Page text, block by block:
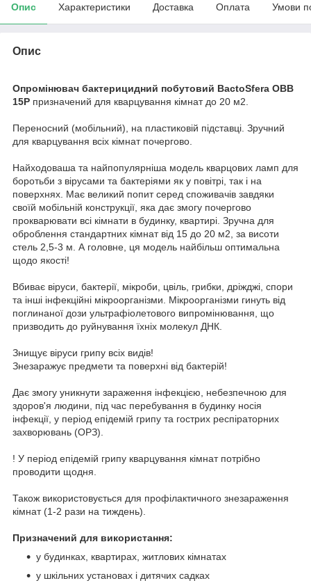
Опис Характеристики Доставка Оплата Умови
Опис
Опромінювач бактерицидний побутовий BactoSfera OBB
15P призначений для кварцування кімнат до 20 м2.
Переносний (мобільний), на пластиковій підставці. Зручний
для кварцування всіх кімнат почергово.
Найходоваша та найпопулярніша модель кварцових ламп для
боротьби з вірусами та бактеріями як у повітрі, так і на
поверхнях. Має великий попит серед споживачів завдяки
своїй мобільній конструкції, яка дає змогу почергово
прокварювати всі кімнати в будинку, квартирі. Зручна для
оброблення стандартних кімнат від 15 до 20 м2, за висоти
стель 2,5-3 м. А головне, ця модель найбільш оптимальна
щодо якості!
Вбиває віруси, бактерії, мікроби, цвіль, грибки, дріжджі, спори
та інші інфекційні мікроорганізми. Мікроорганізми гинуть від
поглинаної дози ультрафіолетового випромінювання, що
призводить до руйнування їхніх молекул ДНК.
Знищує віруси грипу всіх видів!
Знезаражує предмети та поверхні від бактерій!
Дає змогу уникнути зараження інфекцією, небезпечною для
здоров'я людини, під час перебування в будинку носія
інфекції, у період епідемій грипу та гострих респіраторних
захворювань (ОРЗ).
! У період епідемій грипу кварцування кімнат потрібно
проводити щодня.
Також використовується для профілактичного знезараження
кімнат (1-2 рази на тиждень).
Призначений для використання:
у будинках, квартирах, житлових кімнатах
у шкільних установах і дитячих садках